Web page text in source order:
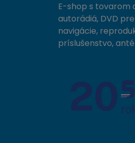
E-shop s tovarom
autorádiá, DVD
navigácie,
príslušenstvo,